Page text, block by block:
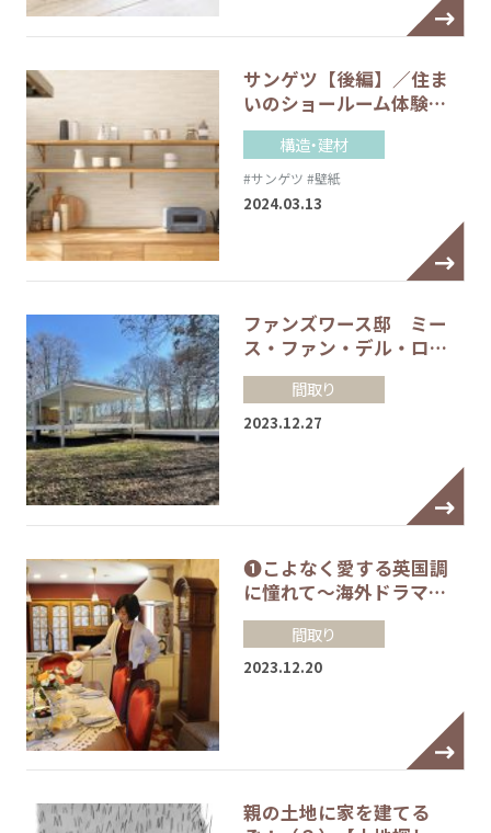
サンゲツ【後編】／住ま
いのショールーム体験…
構造・建材
#サンゲツ #壁紙
2024.03.13
ファンズワース邸 ミー
ス・ファン・デル・ロ…
間取り
2023.12.27
❶こよなく愛する英国調
に憧れて～海外ドラマ…
間取り
2023.12.20
親の土地に家を建てる